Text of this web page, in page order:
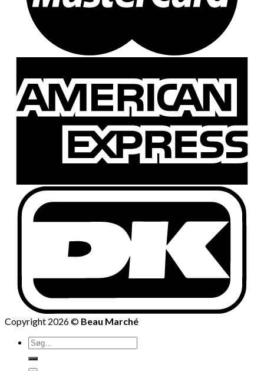
Copyright 2026 © Beau Marché
Søg
efter: